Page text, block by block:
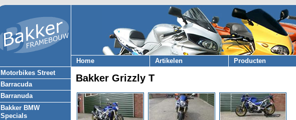
Home Artikelen Producten
Motorbikes Street
Barracuda
Barranuda
Bakker BMW
Specials
Bakker Grizzly T